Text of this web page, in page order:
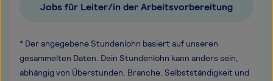
Jobs für Leiter/in der Arbeitsvorbereitung
* Der angegebene Stundenlohn basiert auf unseren
gesammelten Daten. Dein Stundenlohn kann anders sein,
abhängig von Überstunden, Branche, Selbstständigkeit und